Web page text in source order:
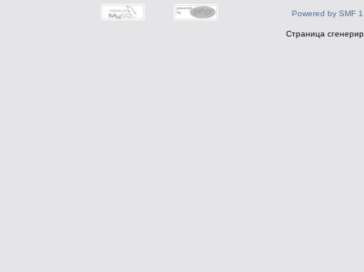
Powered by SMF
Страница